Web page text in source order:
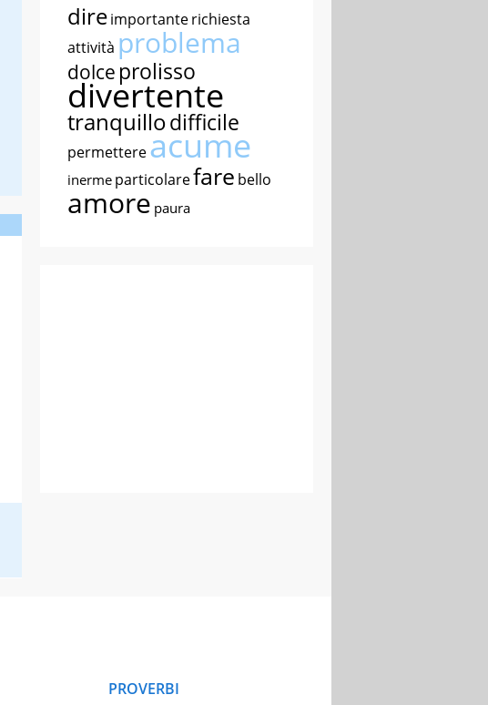
direimportanterichiesta
attività problema
dolce prolisso
divertente
tranquillodifficile
permettereacume
inerme particolarefare bello
amore paura
PROVERBI